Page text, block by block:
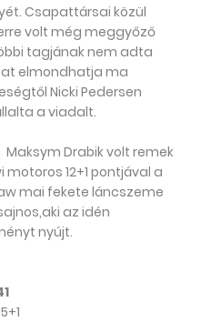
Csapattársai közül
volt még meggyőző
tagjának nem adta
elmondhatja ma
Nicki Pedersen
a viadalt.
Drabik volt remek
12+1 pontjával a
mai fekete láncszeme
az idén
nyújt.